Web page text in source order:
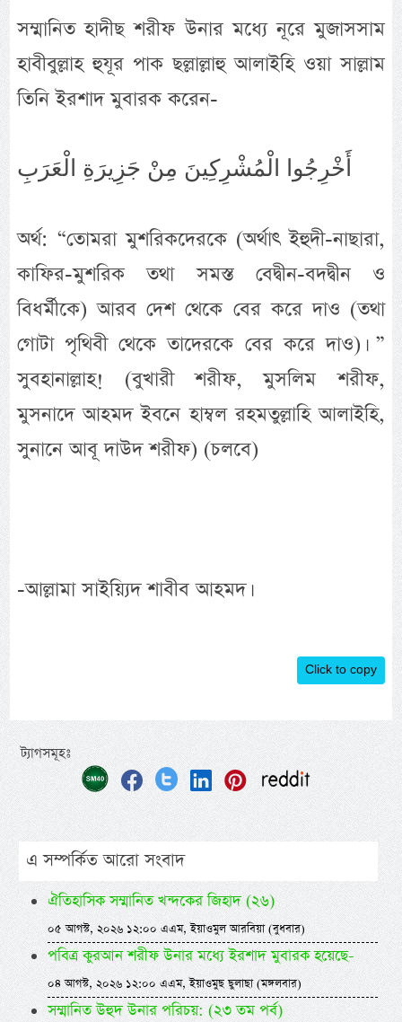
সম্মানিত হাদীছ শরীফ উনার মধ্যে নূরে মুজাসসাম
হাবীবুল্লাহ হুযূর পাক ছল্লাল্লাহু আলাইহি ওয়া সাল্লাম
তিনি ইরশাদ মুবারক করেন-
أَخْرِجُوا الْمُشْرِكِينَ مِنْ جَزِيرَةِ الْعَرَبِ
অর্থ: “তোমরা মুশরিকদেরকে (অর্থাৎ ইহুদী-নাছারা,
কাফির-মুশরিক তথা সমস্ত বেদ্বীন-বদদ্বীন ও
বিধর্মীকে) আরব দেশ থেকে বের করে দাও (তথা
গোটা পৃথিবী থেকে তাদেরকে বের করে দাও)। ”
সুবহানাল্লাহ! (বুখারী শরীফ, মুসলিম শরীফ,
মুসনাদে আহমদ ইবনে হাম্বল রহমতুল্লাহি আলাইহি,
সুনানে আবূ দাউদ শরীফ) (চলবে)
-আল্লামা সাইয়্যিদ শাবীব আহমদ।
Click to copy
ট্যাগসমূহঃ
এ সম্পর্কিত আরো সংবাদ
ঐতিহাসিক সম্মানিত খন্দকের জিহাদ (২৬)
০৫ আগস্ট, ২০২৬ ১২:০০ এএম, ইয়াওমুল আরবিয়া (বুধবার)
পবিত্র কুরআন শরীফ উনার মধ্যে ইরশাদ মুবারক হয়েছে-
০৪ আগস্ট, ২০২৬ ১২:০০ এএম, ইয়াওমুছ ছুলাছা (মঙ্গলবার)
সম্মানিত উহুদ উনার পরিচয়: (২৩ তম পর্ব)